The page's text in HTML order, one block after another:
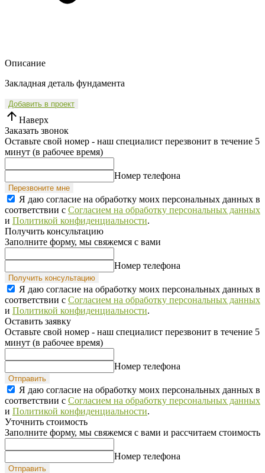
Описание
Закладная деталь фундамента
Добавить в проект
Наверх
Заказать звонок
Оставьте свой номер - наш специалист перезвонит в течение 5
минут (в рабочее время)
Номер телефона
Перезвоните мне
Я даю согласие на обработку моих персональных данных в
соответствии с Согласием на обработку персональных данных
и Политикой конфиденциальности.
Получить консультацию
Заполните форму, мы свяжемся с вами
Номер телефона
Получить консультацию
Я даю согласие на обработку моих персональных данных в
соответствии с Согласием на обработку персональных данных
и Политикой конфиденциальности.
Оставить заявку
Оставьте свой номер - наш специалист перезвонит в течение 5
минут (в рабочее время)
Номер телефона
Отправить
Я даю согласие на обработку моих персональных данных в
соответствии с Согласием на обработку персональных данных
и Политикой конфиденциальности.
Уточнить стоимость
Заполните форму, мы свяжемся с вами и рассчитаем стоимость
Номер телефона
Отправить